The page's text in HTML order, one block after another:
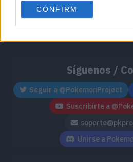
CONFIRM
Síguenos /
Seguir a @PokemonProject
Suscribirte a
Unirse a